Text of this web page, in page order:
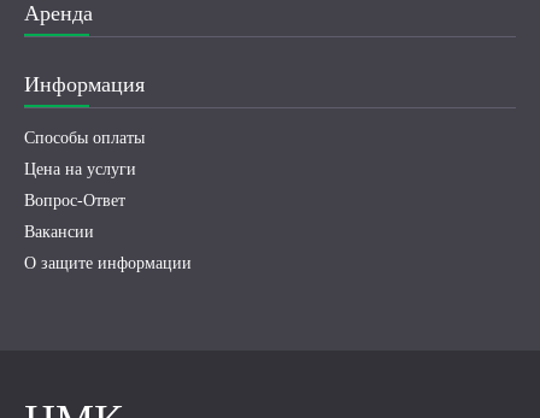
Аренда
Информация
Способы оплаты
Цена на услуги
Вопрос-Ответ
Вакансии
О защите информации